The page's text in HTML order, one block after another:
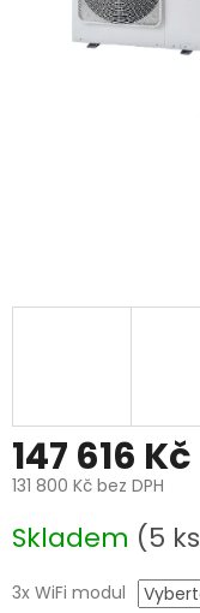
147 616 Kč
131 800 Kč bez DPH
cena:
Skladem (5
3x WiFi modul